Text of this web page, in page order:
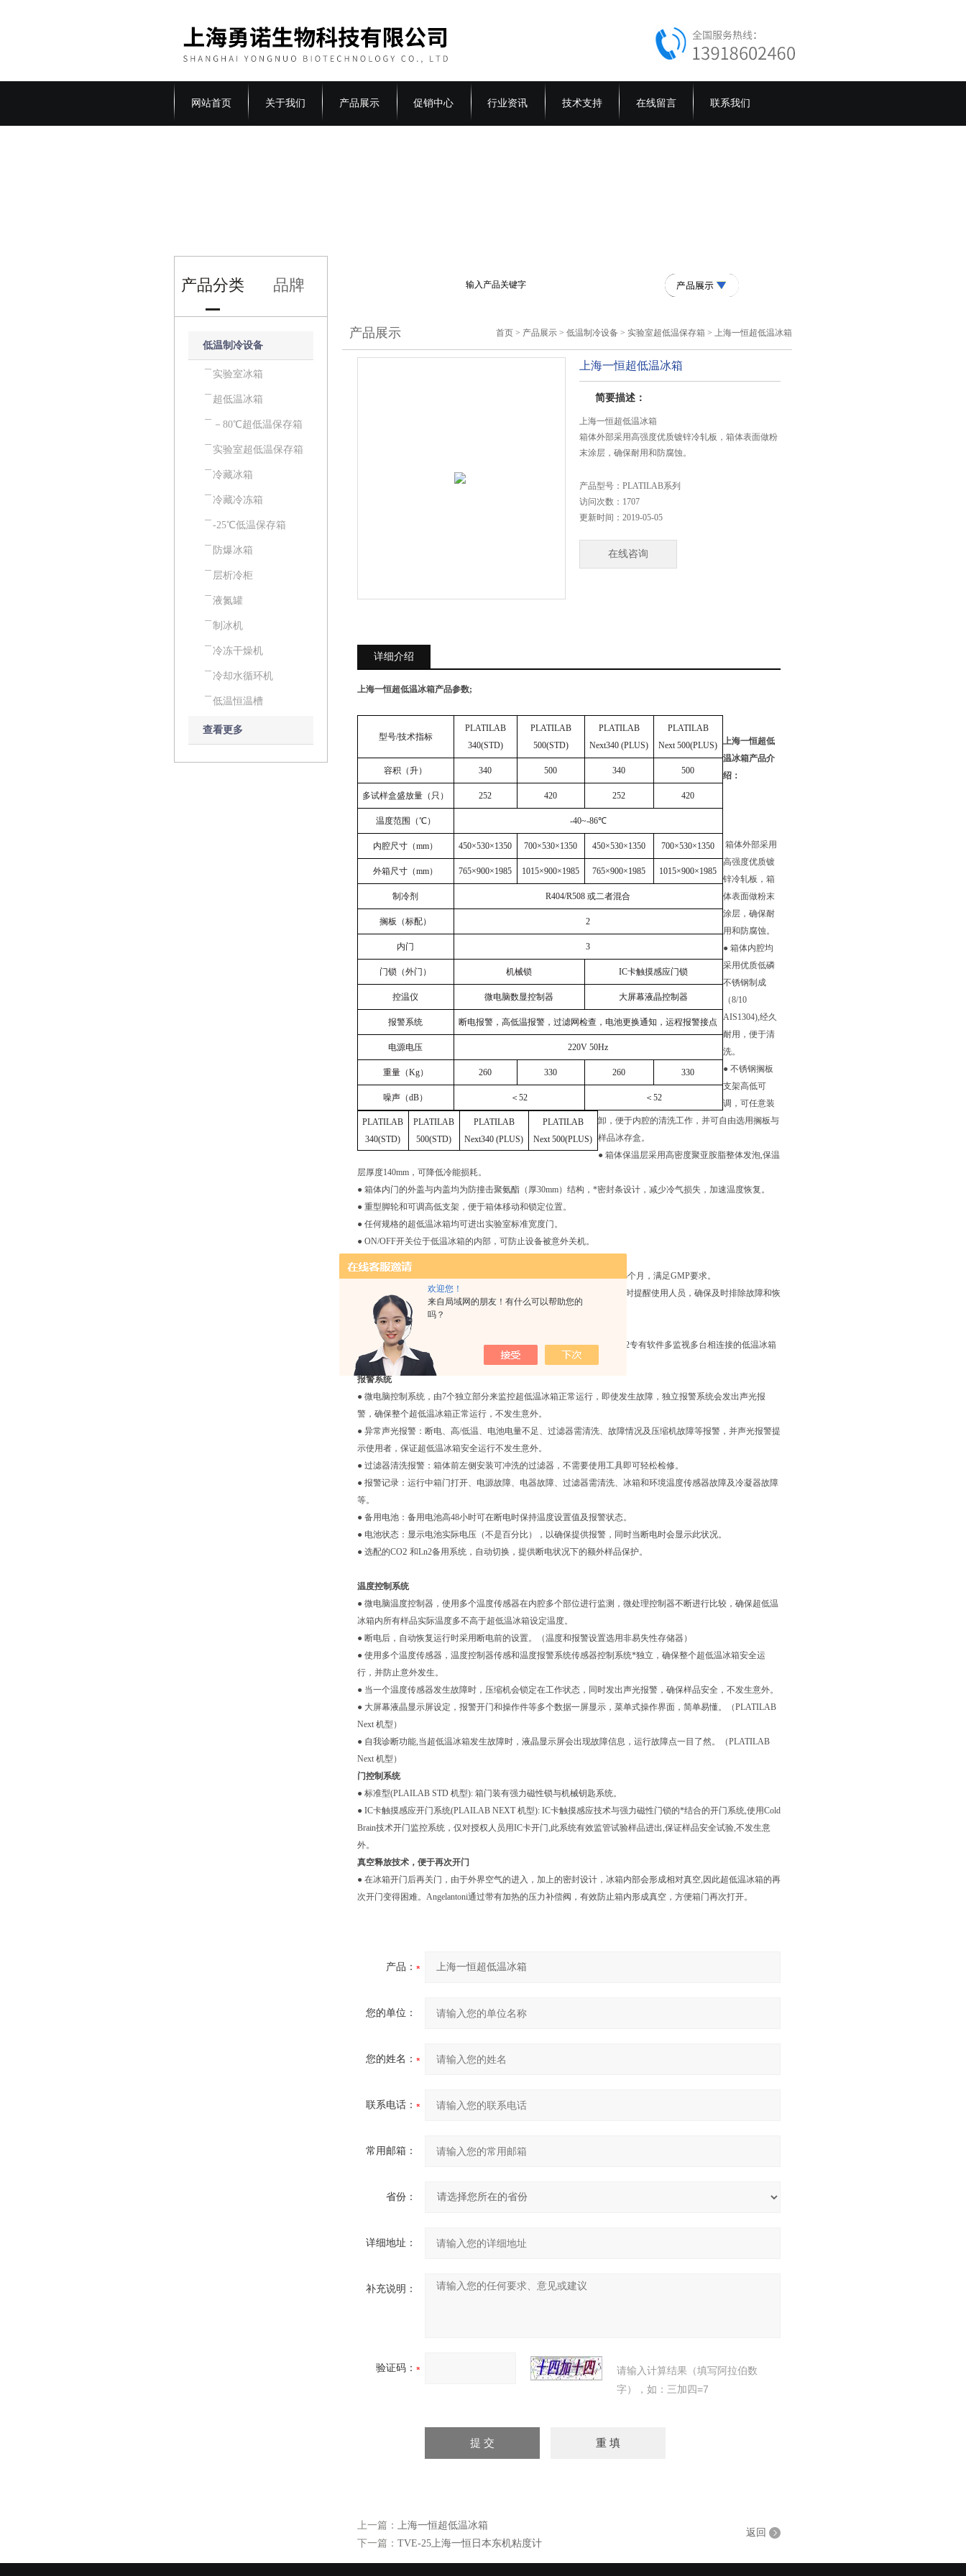
欢迎您！
来自局域网的朋友！有什么可以帮助您的
吗？
网站首页 关于我们 产品展示 促销中心 行业资讯 技术支持 在线留言 联系我们
产品分类 品牌
低温制冷设备
实验室冰箱
超低温冰箱
－80℃超低温保存箱
实验室超低温保存箱
冷藏冰箱
冷藏冷冻箱
-25℃低温保存箱
防爆冰箱
层析冷柜
液氮罐
制冰机
冷冻干燥机
冷却水循环机
低温恒温槽
查看更多
产品展示 首页 > 产品展示 >低温制冷设备 >实验室超低温保存箱 > 上海一恒超低温冰箱
上海一恒超低温冰箱
简要描述：
上海一恒超低温冰箱
箱体外部采用高强度优质镀锌冷轧板，箱体表面做粉
末涂层，确保耐用和防腐蚀。
● 箱体内腔均采用优质低磷不锈钢制成（8/10
AIS1304）,经久耐用，便于清洗。
的清洗工作，并可自由选用搁板与样品冰存盒。
产品型号： PLATILAB系列
访问次数： 1707
更新时间： 2019-05-05
在线咨询
详细介绍
上海一恒超低温冰箱产品参数;
型号/技术指标
PLATILAB
340(STD)
PLATILAB
500(STD)
PLATILAB
Next340 (PLUS)
PLATILAB
Next 500(PLUS)
容积（升） 340 500 340 500
多试样盒盛放量（只） 252 420 252 420
温度范围（℃） -40~-86℃
内腔尺寸（mm） 450×530×1350 700×530×1350 450×530×1350 700×530×1350
外箱尺寸（mm） 765×900×1985 1015×900×1985 765×900×1985 1015×900×1985
制冷剂 R404/R508或二者混合
搁板（标配） 2
内门 3
门锁（外门） 机械锁 IC卡触摸感应门锁
控温仪 微电脑数显控制器 大屏幕液晶控制器
报警系统 断电报警，高低温报警，过滤网检查，电池更换通知，运程报警接点
电源电压 220V 50Hz
重量（Kg） 260 330 260 330
噪声（dB） ＜52 ＜52
上海一恒超低
温冰箱产品介
绍：
PLATILAB
340(STD)
PLATILAB
500(STD)
PLATILAB
Next340 (PLUS)
PLATILAB
Next 500(PLUS)
箱体外部采用
高强度优质镀
锌冷轧板，箱
体表面做粉末
涂层，确保耐
用和防腐蚀。
● 箱体内腔均
采用优质低磷
不锈钢制成
（8/10
AIS1304),经久
耐用，便于清
洗。
● 不锈钢搁板
支架高低可
调，可任意装
卸，便于内腔的清洗工作，并可自由选用搁板与
样品冰存盒。
● 箱体保温层采用高密度聚亚胺脂整体发泡,保温
层厚度140mm，可降低冷能损耗。
● 箱体内门的外盖与内盖均为防撞击聚氨酯（厚30mm）结构，*密封条设计，减少冷气损失，加速温度恢复。
● 重型脚轮和可调高低支架，便于箱体移动和锁定位置。
● 任何规格的超低温冰箱均可进出实验室标准宽度门。
● ON/OFF开关位于低温冰箱的内部，可防止设备被意外关机。
● 数字记录仪：集成数据记录仪可实现连续监控和记录，数据可以存储3个月，满足GMP要求。
● 远程报警连接点：用于连接用户提供的外部报警/监视系统的接口，及时提醒使用人员，确保及时排除故障和恢
复试验，避免造成损失。
● 装有安全数据（SD）卡插槽，便于数据下载。
● 以太网接口（WiFi可选），提供了与外部之间的连接，可通过Cryolog2专有软件多监视多台相连接的低温冰箱
的报警和参数状态。
报警系统
● 微电脑控制系统，由7个独立部分来监控超低温冰箱正常运行，即使发生故障，独立报警系统会发出声光报
警，确保整个超低温冰箱正常运行，不发生意外。
● 异常声光报警：断电、高/低温、电池电量不足、过滤器需清洗、故障情况及压缩机故障等报警，并声光报警提
示使用者，保证超低温冰箱安全运行不发生意外。
● 过滤器清洗报警：箱体前左侧安装可冲洗的过滤器，不需要使用工具即可轻松检修。
● 报警记录：运行中箱门打开、电源故障、电器故障、过滤器需清洗、冰箱和环境温度传感器故障及冷凝器故障
等。
● 备用电池：备用电池高48小时可在断电时保持温度设置值及报警状态。
● 电池状态：显示电池实际电压（不是百分比），以确保提供报警，同时当断电时会显示此状况。
● 选配的CO2 和Ln2备用系统，自动切换，提供断电状况下的额外样品保护。
温度控制系统
● 微电脑温度控制器，使用多个温度传感器在内腔多个部位进行监测，微处理控制器不断进行比较，确保超低温
冰箱内所有样品实际温度多不高于超低温冰箱设定温度。
● 断电后，自动恢复运行时采用断电前的设置。（温度和报警设置选用非易失性存储器）
● 使用多个温度传感器，温度控制器传感和温度报警系统传感器控制系统*独立，确保整个超低温冰箱安全运
行，并防止意外发生。
● 当一个温度传感器发生故障时，压缩机会锁定在工作状态，同时发出声光报警，确保样品安全，不发生意外。
● 大屏幕液晶显示屏设定，报警开门和操作件等多个数据一屏显示，菜单式操作界面，简单易懂。（PLATILAB
Next 机型）
● 自我诊断功能,当超低温冰箱发生故障时，液晶显示屏会出现故障信息，运行故障点一目了然。（PLATILAB
Next 机型）
门控制系统
● 标准型(PLAILAB STD 机型): 箱门装有强力磁性锁与机械钥匙系统。
● IC卡触摸感应开门系统(PLAILAB NEXT 机型): IC卡触摸感应技术与强力磁性门锁的*结合的开门系统,使用Cold
Brain技术开门监控系统，仅对授权人员用IC卡开门,此系统有效监管试验样品进出,保证样品安全试验,不发生意
外。
真空释放技术，便于再次开门
● 在冰箱开门后再关门，由于外界空气的进入，加上的密封设计，冰箱内部会形成相对真空,因此超低温冰箱的再
次开门变得困难。Angelantoni通过带有加热的压力补偿阀，有效防止箱内形成真空，方便箱门再次打开。
产品：
您的单位：
您的姓名：
联系电话：
常用邮箱：
省份：
详细地址：
补充说明：
验证码：
请输入计算结果（填写阿拉伯数
字），如：三加四=7
上一篇：
上海一恒超低温冰箱
下一篇： TVE-25上海一恒日本东机粘度计
返回